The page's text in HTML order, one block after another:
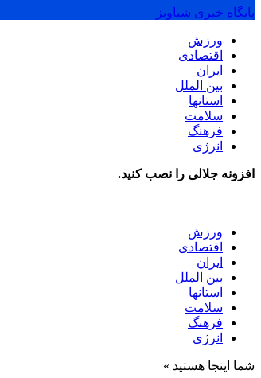
پایگاه خبری شباویز
ورزش
اقتصادی
ایران
بین الملل
استانها
سلامت
فرهنگ
انرژی
افزونه جلالی را نصب کنید.
ورزش
اقتصادی
ایران
بین الملل
استانها
سلامت
فرهنگ
انرژی
شما اینجا هستید »